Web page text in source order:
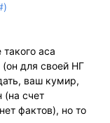
аса
(он для своей НГ
ваш кумир,
(на счет
фактов), но то